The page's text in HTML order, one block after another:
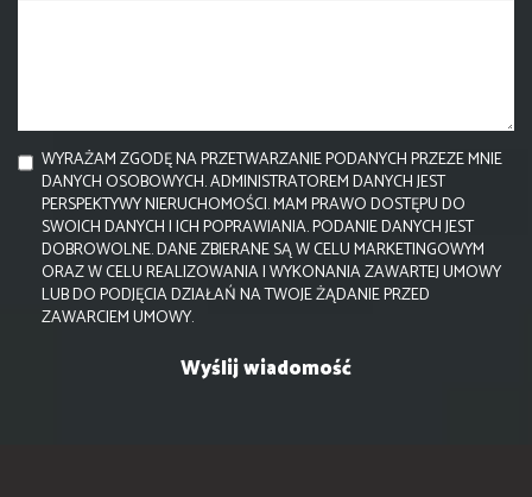
WYRAŻAM ZGODĘ NA PRZETWARZANIE PODANYCH PRZEZE MNIE
DANYCH OSOBOWYCH. ADMINISTRATOREM DANYCH JEST
PERSPEKTYWY NIERUCHOMOŚCI. MAM PRAWO DOSTĘPU DO
SWOICH DANYCH I ICH POPRAWIANIA. PODANIE DANYCH JEST
DOBROWOLNE. DANE ZBIERANE SĄ W CELU MARKETINGOWYM
ORAZ W CELU REALIZOWANIA I WYKONANIA ZAWARTEJ UMOWY
LUB DO PODJĘCIA DZIAŁAŃ NA TWOJE ŻĄDANIE PRZED
ZAWARCIEM UMOWY.